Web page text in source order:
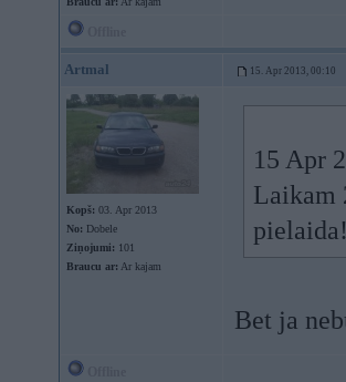
Artmal 15. Apr 2013, 00:10
Kopš: 03. Apr 2013
No: Dobele
Ziņojumi: 101
Braucu ar: Ar kajam
15 Apr
Laikam
Bet ja